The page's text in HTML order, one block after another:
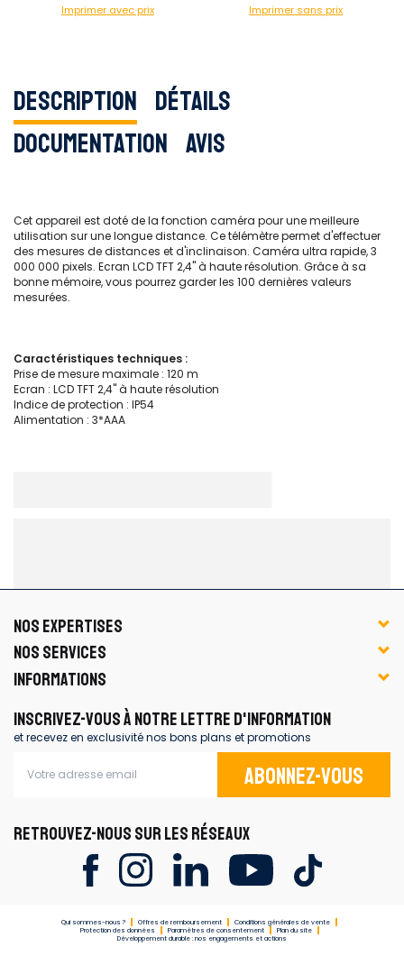
Imprimer avec prix Imprimer sans prix
Description Détails
Documentation Avis
Cet appareil est doté de la fonction caméra pour une meilleure
utilisation sur une longue distance. Ce télémètre permet d'effectuer
des mesures de distances et d'inclinaison. Caméra ultra rapide, 3
000 000 pixels. Ecran LCD TFT 2,4'' à haute résolution. Grâce à sa
bonne mémoire, vous pourrez garder les 100 dernières valeurs
mesurées.
Caractéristiques techniques :
Prise de mesure maximale : 120 m
Ecran : LCD TFT 2,4'' à haute résolution
Indice de protection : IP54
Alimentation : 3*AAA
NOS EXPERTISES
NOS SERVICES
INFORMATIONS
INSCRIVEZ-VOUS À NOTRE LETTRE D'INFORMATION
et recevez en exclusivité nos bons plans et promotions
Abonnez-vous
RETROUVEZ-NOUS SUR LES RÉSEAUX
Qui sommes-nous ? Offres de remboursement
Conditions générales de vente
Protection des données
Paramètres de consentement
Plan du site
Développement durable : nos engagements et actions